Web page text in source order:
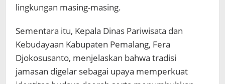
lingkungan masing-masing.
Sementara itu, Kepala Dinas Pariwisata dan
Kebudayaan Kabupaten Pemalang, Fera
Djokosusanto, menjelaskan bahwa tradisi
jamasan digelar sebagai upaya memperkuat